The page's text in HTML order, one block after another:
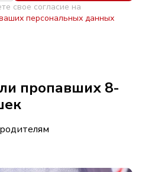
свое согласие на
персональных данных
пропавших 8-